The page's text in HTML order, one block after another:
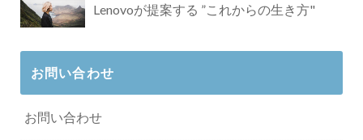
Lenovoが提案する ”これからの生き方"
お問い合わせ
お問い合わせ